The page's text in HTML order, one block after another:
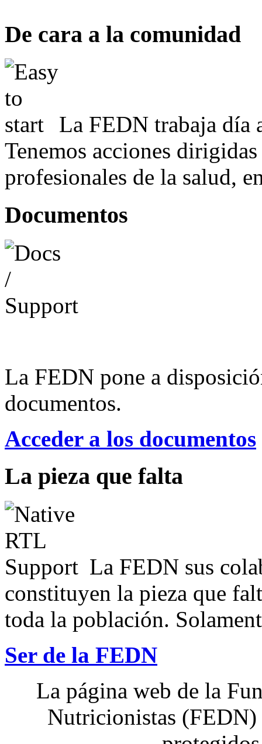
De cara a la comunidad
La FEDN trabaja día
Tenemos acciones
profesionales de la salud,
Documentos
La FEDN pone a
documentos.
Acceder a los documentos
La pieza que falta
La FEDN sus
constituyen la pieza que
toda la población.
Ser de la FEDN
La página web de la
Nutricionistas (FEDN)